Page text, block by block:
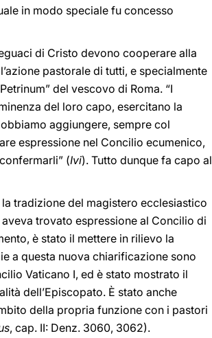
in modo speciale fu concesso
di Cristo devono cooperare alla
pastorale di tutti, e specialmente
del vescovo di Roma. “I
del loro capo, esercitano la
aggiungere, sempre col
espressione nel Concilio ecumenico,
(Ivi). Tutto dunque fa capo al
tradizione del magistero ecclesiastico
trovato espressione al Concilio di
è stato il mettere in rilievo la
a questa nuova chiarificazione sono
Vaticano I, ed è stato mostrato il
dell’Episcopato. È stato anche
della propria funzione con i pastori
, cap. II: Denz. 3060, 3062).